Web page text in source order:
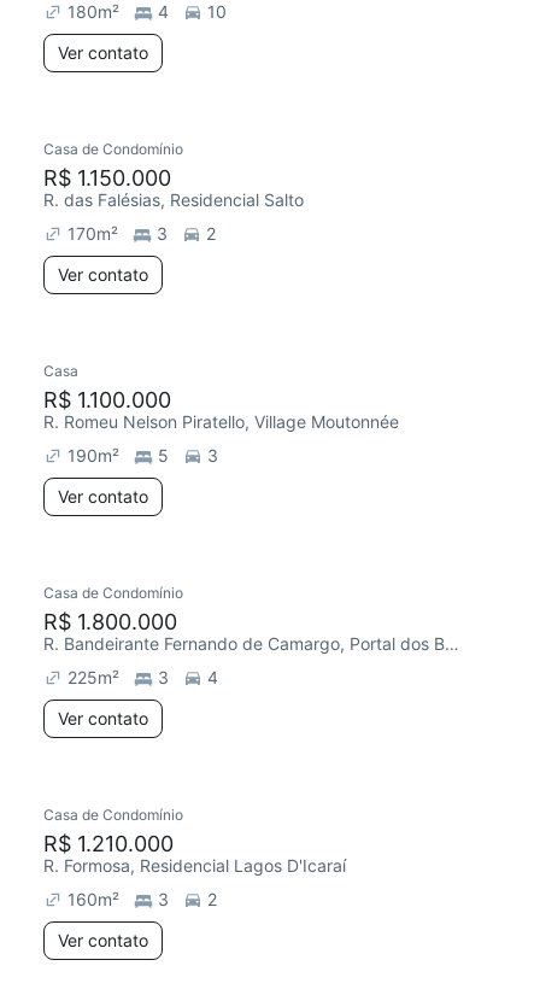
180m² 4
10
Ver contato
Redecorar
Casa de Condomínio
R$ 1.150.000
R. das Falésias, Residencial Salto
170m² 3
2
Ver contato
Casa
R$ 1.100.000
R. Romeu Nelson Piratello, Village Moutonnée
190m² 5
3
Ver contato
Redecorar
Casa de Condomínio
R$ 1.800.000
R. Bandeirante Fernando de Camargo, Portal dos Bandeirantes Salto
225m² 3
4
Ver contato
Casa de Condomínio
R$ 1.210.000
R. Formosa, Residencial Lagos D'Icaraí
160m² 3
2
Ver contato